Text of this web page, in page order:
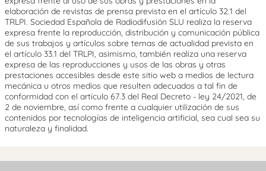
elaboración de revistas de prensa prevista en el artículo 32.1 del
TRLPI. Sociedad Española de Radiodifusión SLU realiza la reserva
expresa frente la reproducción, distribución y comunicación pública
de sus trabajos y artículos sobre temas de actualidad prevista en
el artículo 33.1 del TRLPI, asimismo, también realiza una reserva
expresa de las reproducciones y usos de las obras y otras
prestaciones accesibles desde este sitio web a medios de lectura
mecánica u otros medios que resulten adecuados a tal fin de
conformidad con el artículo 67.3 del Real Decreto - ley 24/2021, de
2 de noviembre, así como frente a cualquier utilización de sus
contenidos por tecnologías de inteligencia artificial, sea cual sea su
naturaleza y finalidad.